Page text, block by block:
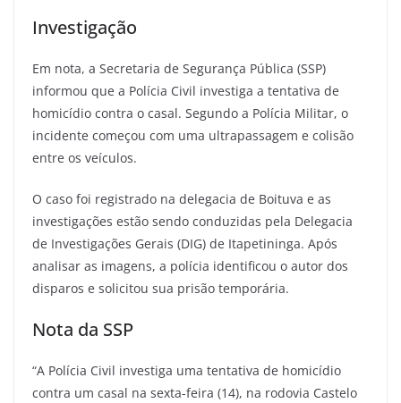
Investigação
Em nota, a Secretaria de Segurança Pública (SSP)
informou que a Polícia Civil investiga a tentativa de
homicídio contra o casal. Segundo a Polícia Militar, o
incidente começou com uma ultrapassagem e colisão
entre os veículos.
O caso foi registrado na delegacia de Boituva e as
investigações estão sendo conduzidas pela Delegacia
de Investigações Gerais (DIG) de Itapetininga. Após
analisar as imagens, a polícia identificou o autor dos
disparos e solicitou sua prisão temporária.
Nota da SSP
“A Polícia Civil investiga uma tentativa de homicídio
contra um casal na sexta-feira (14), na rodovia Castelo